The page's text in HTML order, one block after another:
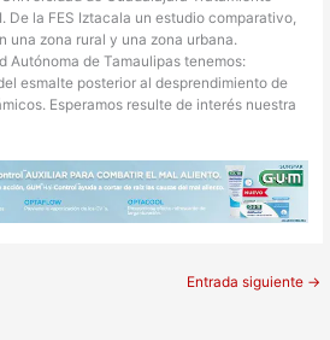
De la FES Iztacala un estudio comparativo,
una zona rural y una zona urbana.
Autónoma de Tamaulipas tenemos:
esmalte posterior al desprendimiento de
Esperamos resulte de interés nuestra
Entrada siguiente →